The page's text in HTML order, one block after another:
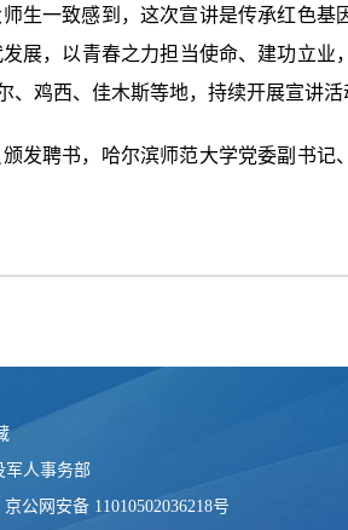
生一致感到，这次宣讲是传承红色基
展，以青春之力担当使命、建功立业
鸡西、佳木斯等地，持续开展宣讲活
发聘书，哈尔滨师范大学党委副书记
军人事务部
京公网安备 11010502036218号